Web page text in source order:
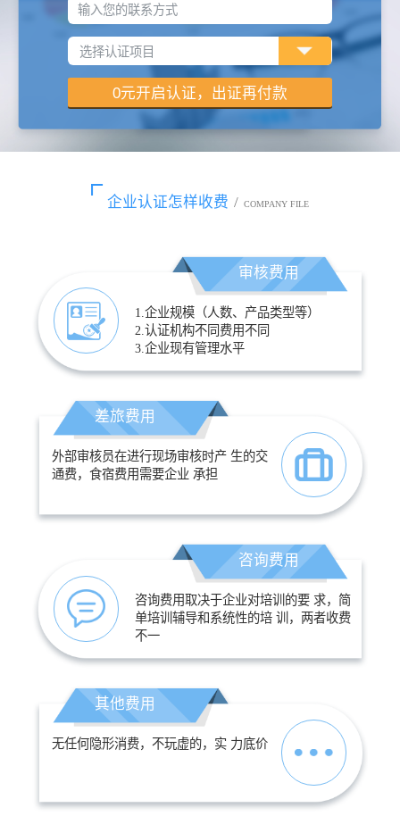
输入您的联系方式
企业认证怎样收费 / COMPANY FILE
审核费用
1.企业规模（人数、产品类型等）
2.认证机构不同费用不同
3.企业现有管理水平
差旅费用
外部审核员在进行现场审核时产 生的交
通费，食宿费用需要企业 承担
咨询费用
咨询费用取决于企业对培训的要 求，简
单培训辅导和系统性的培 训，两者收费
不一
其他费用
无任何隐形消费，不玩虚的，实 力底价